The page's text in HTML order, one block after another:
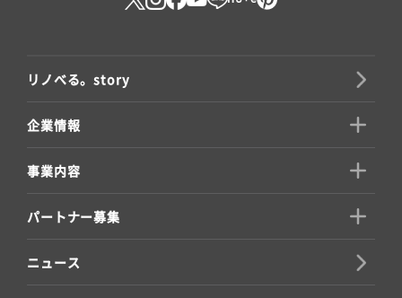
リノべる。story
企業情報
事業内容
パートナー募集
ニュース